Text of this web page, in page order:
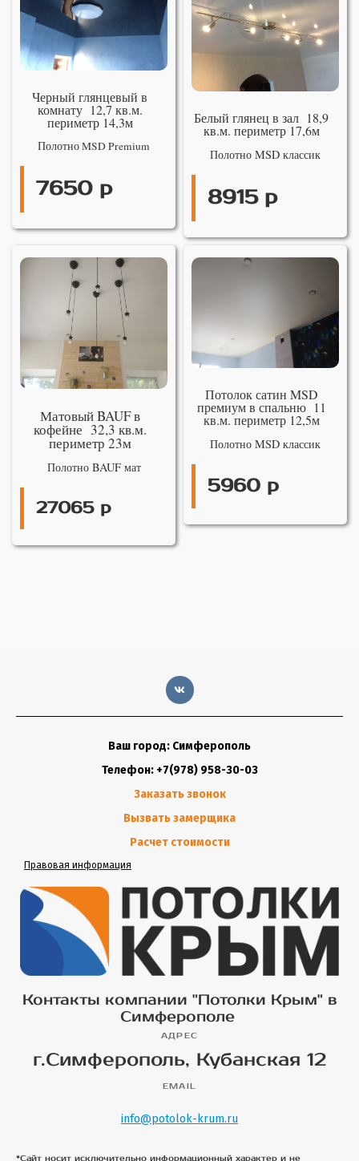
Черный глянцевый в
комнату 12,7 кв.м.
периметр 14,3м
Полотно MSD Premium
7650 р
Белый глянец в зал 18,9
кв.м. периметр 17,6м
Полотно MSD классик
8915 р
Матовый BAUF в
кофейне 32,3 кв.м.
периметр 23м
Полотно BAUF мат
27065 р
Потолок сатин MSD
премиум в спальню 11
кв.м. периметр 12,5м
Полотно MSD классик
5960 р
Ваш город: Симферополь
Телефон: +7(978) 958-30-03
Заказать звонок
Вызвать замерщика
Расчет стоимости
Правовая информация
Контакты компании "Потолки Крым" в
Симферополе
АДРЕС
г.Симферополь, Кубанская 12
EMAIL
info@potolok-krum.ru
*Сайт носит исключительно информационный характер и не